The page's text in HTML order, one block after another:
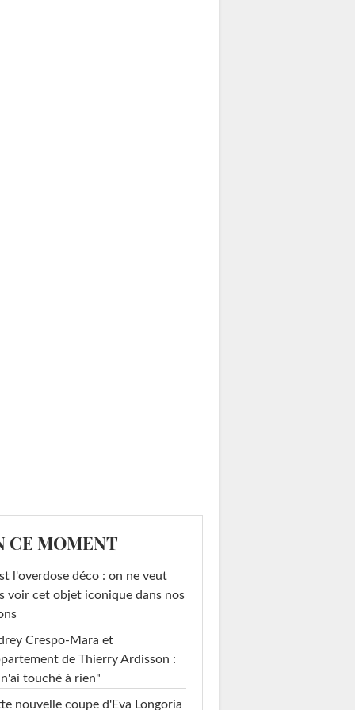
CE MOMENT
l'overdose déco : on ne veut
voir cet objet iconique dans nos
Crespo-Mara et
de Thierry Ardisson :
n'ai touché à rien"
nouvelle coupe d'Eva Longoria